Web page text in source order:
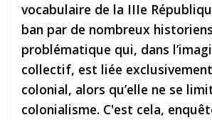
vocabulaire de la IIIe
ban par de nombreux
problématique qui, dans
collectif, est liée
colonial, alors qu’elle ne se
colonialisme. C'est cela,